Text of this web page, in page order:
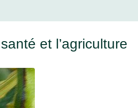
et l’agriculture